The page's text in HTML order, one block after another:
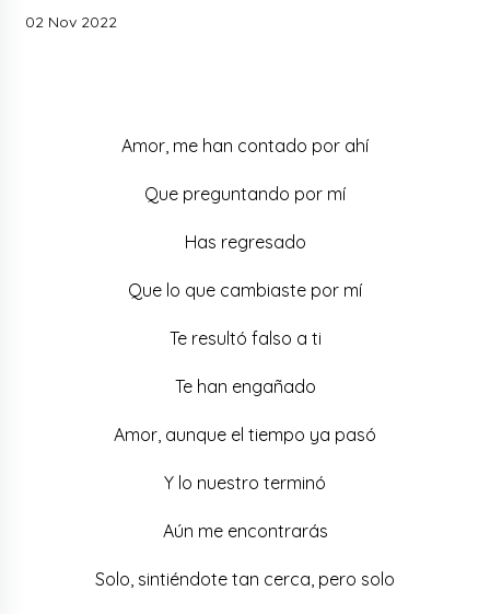
02 Nov 2022
Amor, me han contado por ahí
Que preguntando por mí
Has regresado
Que lo que cambiaste por mí
Te resultó falso a ti
Te han engañado
Amor, aunque el tiempo ya pasó
Y lo nuestro terminó
Aún me encontrarás
Solo, sintiéndote tan cerca, pero solo